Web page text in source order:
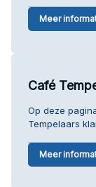
Meer
Café
Op deze
Tempelaars
Meer